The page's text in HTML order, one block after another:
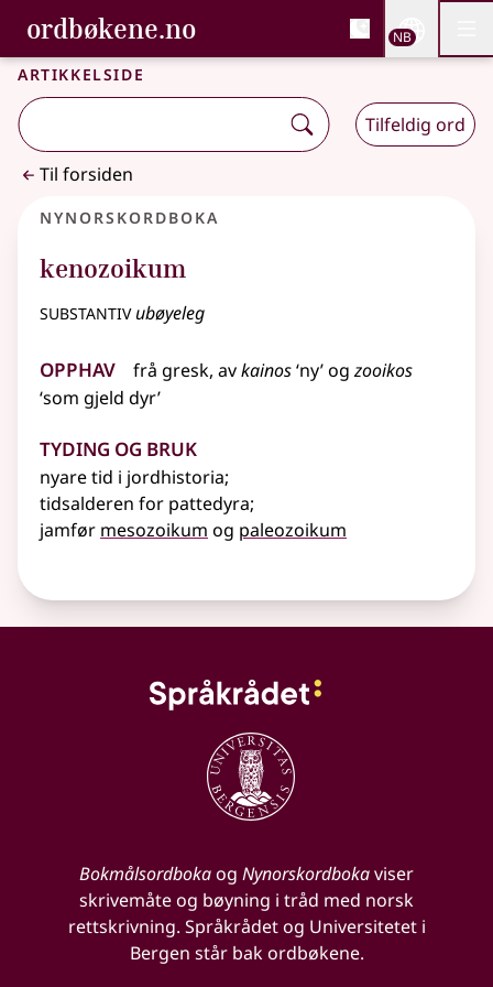
Gå til hovedinnhold
Tilgjengelighet
ordbøkene.no, Bokmålsordboka og
Bokmålsordboka og Nynorskordboka
NB
Artikkelside
Tilfeldig ord
Til forsiden
Nynorskordboka
kenozoikum
substantivubøyeleg
Opphav frå gresk, avkainos‘ny’ ogzooikos
‘som gjeld dyr’
Tyding og bruk
nyare tid i jordhistoria;
tidsalderen for pattedyra;
jamfør mesozoikum og paleozoikum
Bokmålsordbokaog Nynorskordbokaviser
skrivemåte og bøyning i tråd med norsk
rettskrivning. Språkrådet og Universitetet i
Bergen står bak ordbøkene.